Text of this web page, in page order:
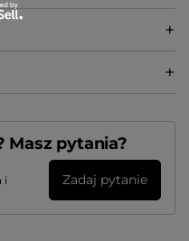
Masz pytania?
i
Zadaj pytanie